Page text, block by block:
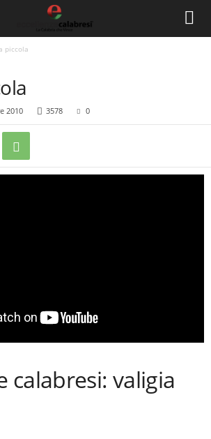
piccola
2010 3578 0
calabresi: valigia